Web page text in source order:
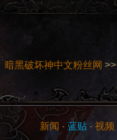
暗黑破坏神中文粉丝网 >>
新闻 · 蓝贴 · 视频